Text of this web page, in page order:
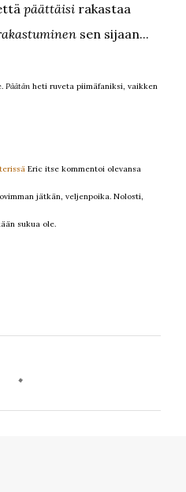
päättäisi rakastaa
sen sijaan...
Päätän heti ruveta piimäfaniksi, vaikken
Eric itse kommentoi olevansa
jätkän, veljenpoika. Nolosti,
sukua ole.